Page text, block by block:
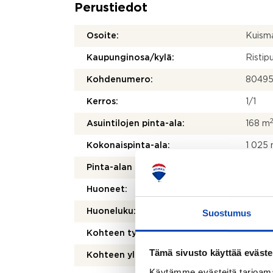
Suostumus
Tämä sivusto käyttää
Perustiedot
Osoite:
Kaupunginosa/kylä:
Kohdenumero:
Kerros: 1/1
Asuintilojen pinta-ala: 168 m2
Kokonaispinta-ala: 1 025
Pinta-alan peruste:
Huoneet:
Huoneluku: 6
Kohteen tyyppi:
Kohteen yleiskunto: